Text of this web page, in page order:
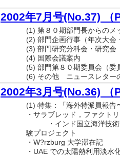
2002年7月号(No.37) （
(1) 第８０期部門長からのメ
(2) 部門企画行事（年次大会
(3) 部門研究分科会・研究会
(4) 国際会議案内
(5) 部門第８０期委員会（委
(6) その他 ニュースレター
2002年3月号(No.36) （
(1) 特集：「海外特派員報告
・サラブレッド，ファクト
・インド国立海洋技術研
験プロジェクト
・W?rzburg 大学滞在記
・UAE での太陽熱利用淡水